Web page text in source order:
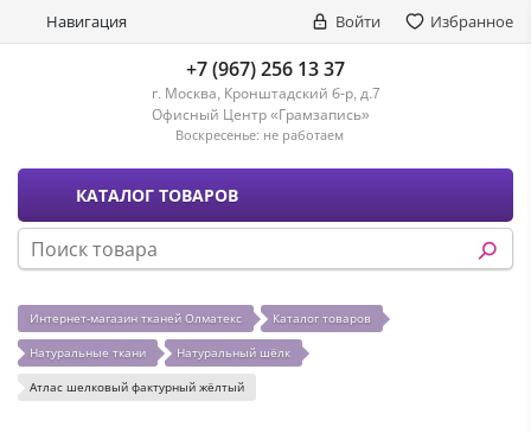
Навигация Войти Избранное
+7 (967) 256 13 37
г. Москва, Кронштадский б-р, д.7
Офисный Центр «Грамзапись»
Воскресенье: не работаем
КАТАЛОГ ТОВАРОВ
Интернет-магазин тканей Олматекс Каталог товаров
Натуральные ткани Натуральный шёлк
Атлас шелковый фактурный жёлтый